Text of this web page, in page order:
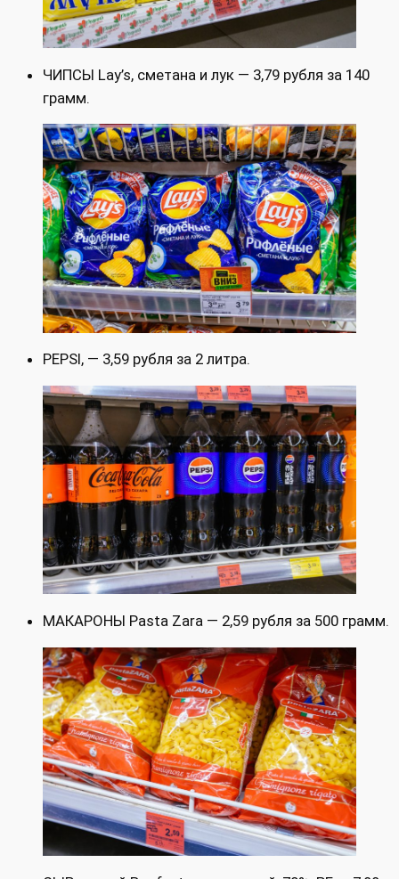
ЧИПСЫ Lay’s, сметана и лук — 3,79 рубля за 140
грамм.
PEPSI, — 3,59 рубля за 2 литра.
МАКАРОНЫ Pasta Zara — 2,59 рубля за 500 грамм.